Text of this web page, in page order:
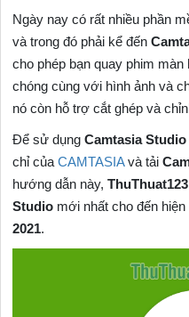
Ngày nay có rất nhiều phần
và trong đó phải kể đến
cho phép bạn quay phim
chóng cùng với hình ảnh và
nó còn hỗ trợ cắt ghép và
Để sử dụngCamtasia Studio
chỉ củaCAMTASIAvà tải
hướng dẫn này,
Studio mới nhất cho đến
2021.